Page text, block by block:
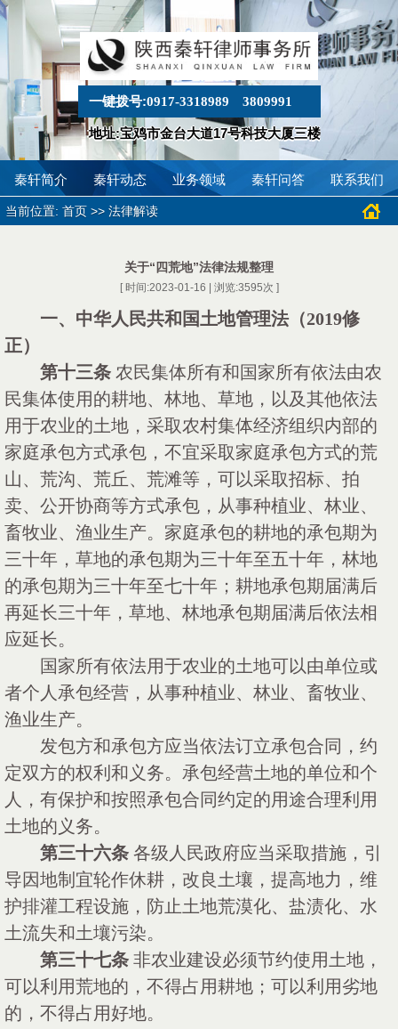
一键拨号:0917-3318989 3809991
地址:宝鸡市金台大道17号科技大厦三楼
秦轩简介 秦轩动态 业务领域 秦轩问答 联系我们
当前位置: 首页 >> 法律解读
关于“四荒地”法律法规整理
[ 时间:2023-01-16 | 浏览:3595次 ]
一、 中华人民共和国土地管理法（2019修
正）
第十三条 农民集体所有和国家所有依法由农
民集体使用的耕地、林地、草地，以及其他依法
用于农业的土地，采取农村集体经济组织内部的
家庭承包方式承包，不宜采取家庭承包方式的荒
山、荒沟、荒丘、荒滩等，可以采取招标、拍
卖、公开协商等方式承包，从事种植业、林业、
畜牧业、渔业生产。家庭承包的耕地的承包期为
三十年，草地的承包期为三十年至五十年，林地
的承包期为三十年至七十年；耕地承包期届满后
再延长三十年，草地、林地承包期届满后依法相
应延长。
国家所有依法用于农业的土地可以由单位或
者个人承包经营，从事种植业、林业、畜牧业、
渔业生产。
发包方和承包方应当依法订立承包合同，约
定双方的权利和义务。承包经营土地的单位和个
人，有保护和按照承包合同约定的用途合理利用
土地的义务。
第三十六条 各级人民政府应当采取措施，引
导因地制宜轮作休耕，改良土壤，提高地力，维
护排灌工程设施，防止土地荒漠化、盐渍化、水
土流失和土壤污染。
第三十七条 非农业建设必须节约使用土地，
可以利用荒地的，不得占用耕地；可以利用劣地
的，不得占用好地。